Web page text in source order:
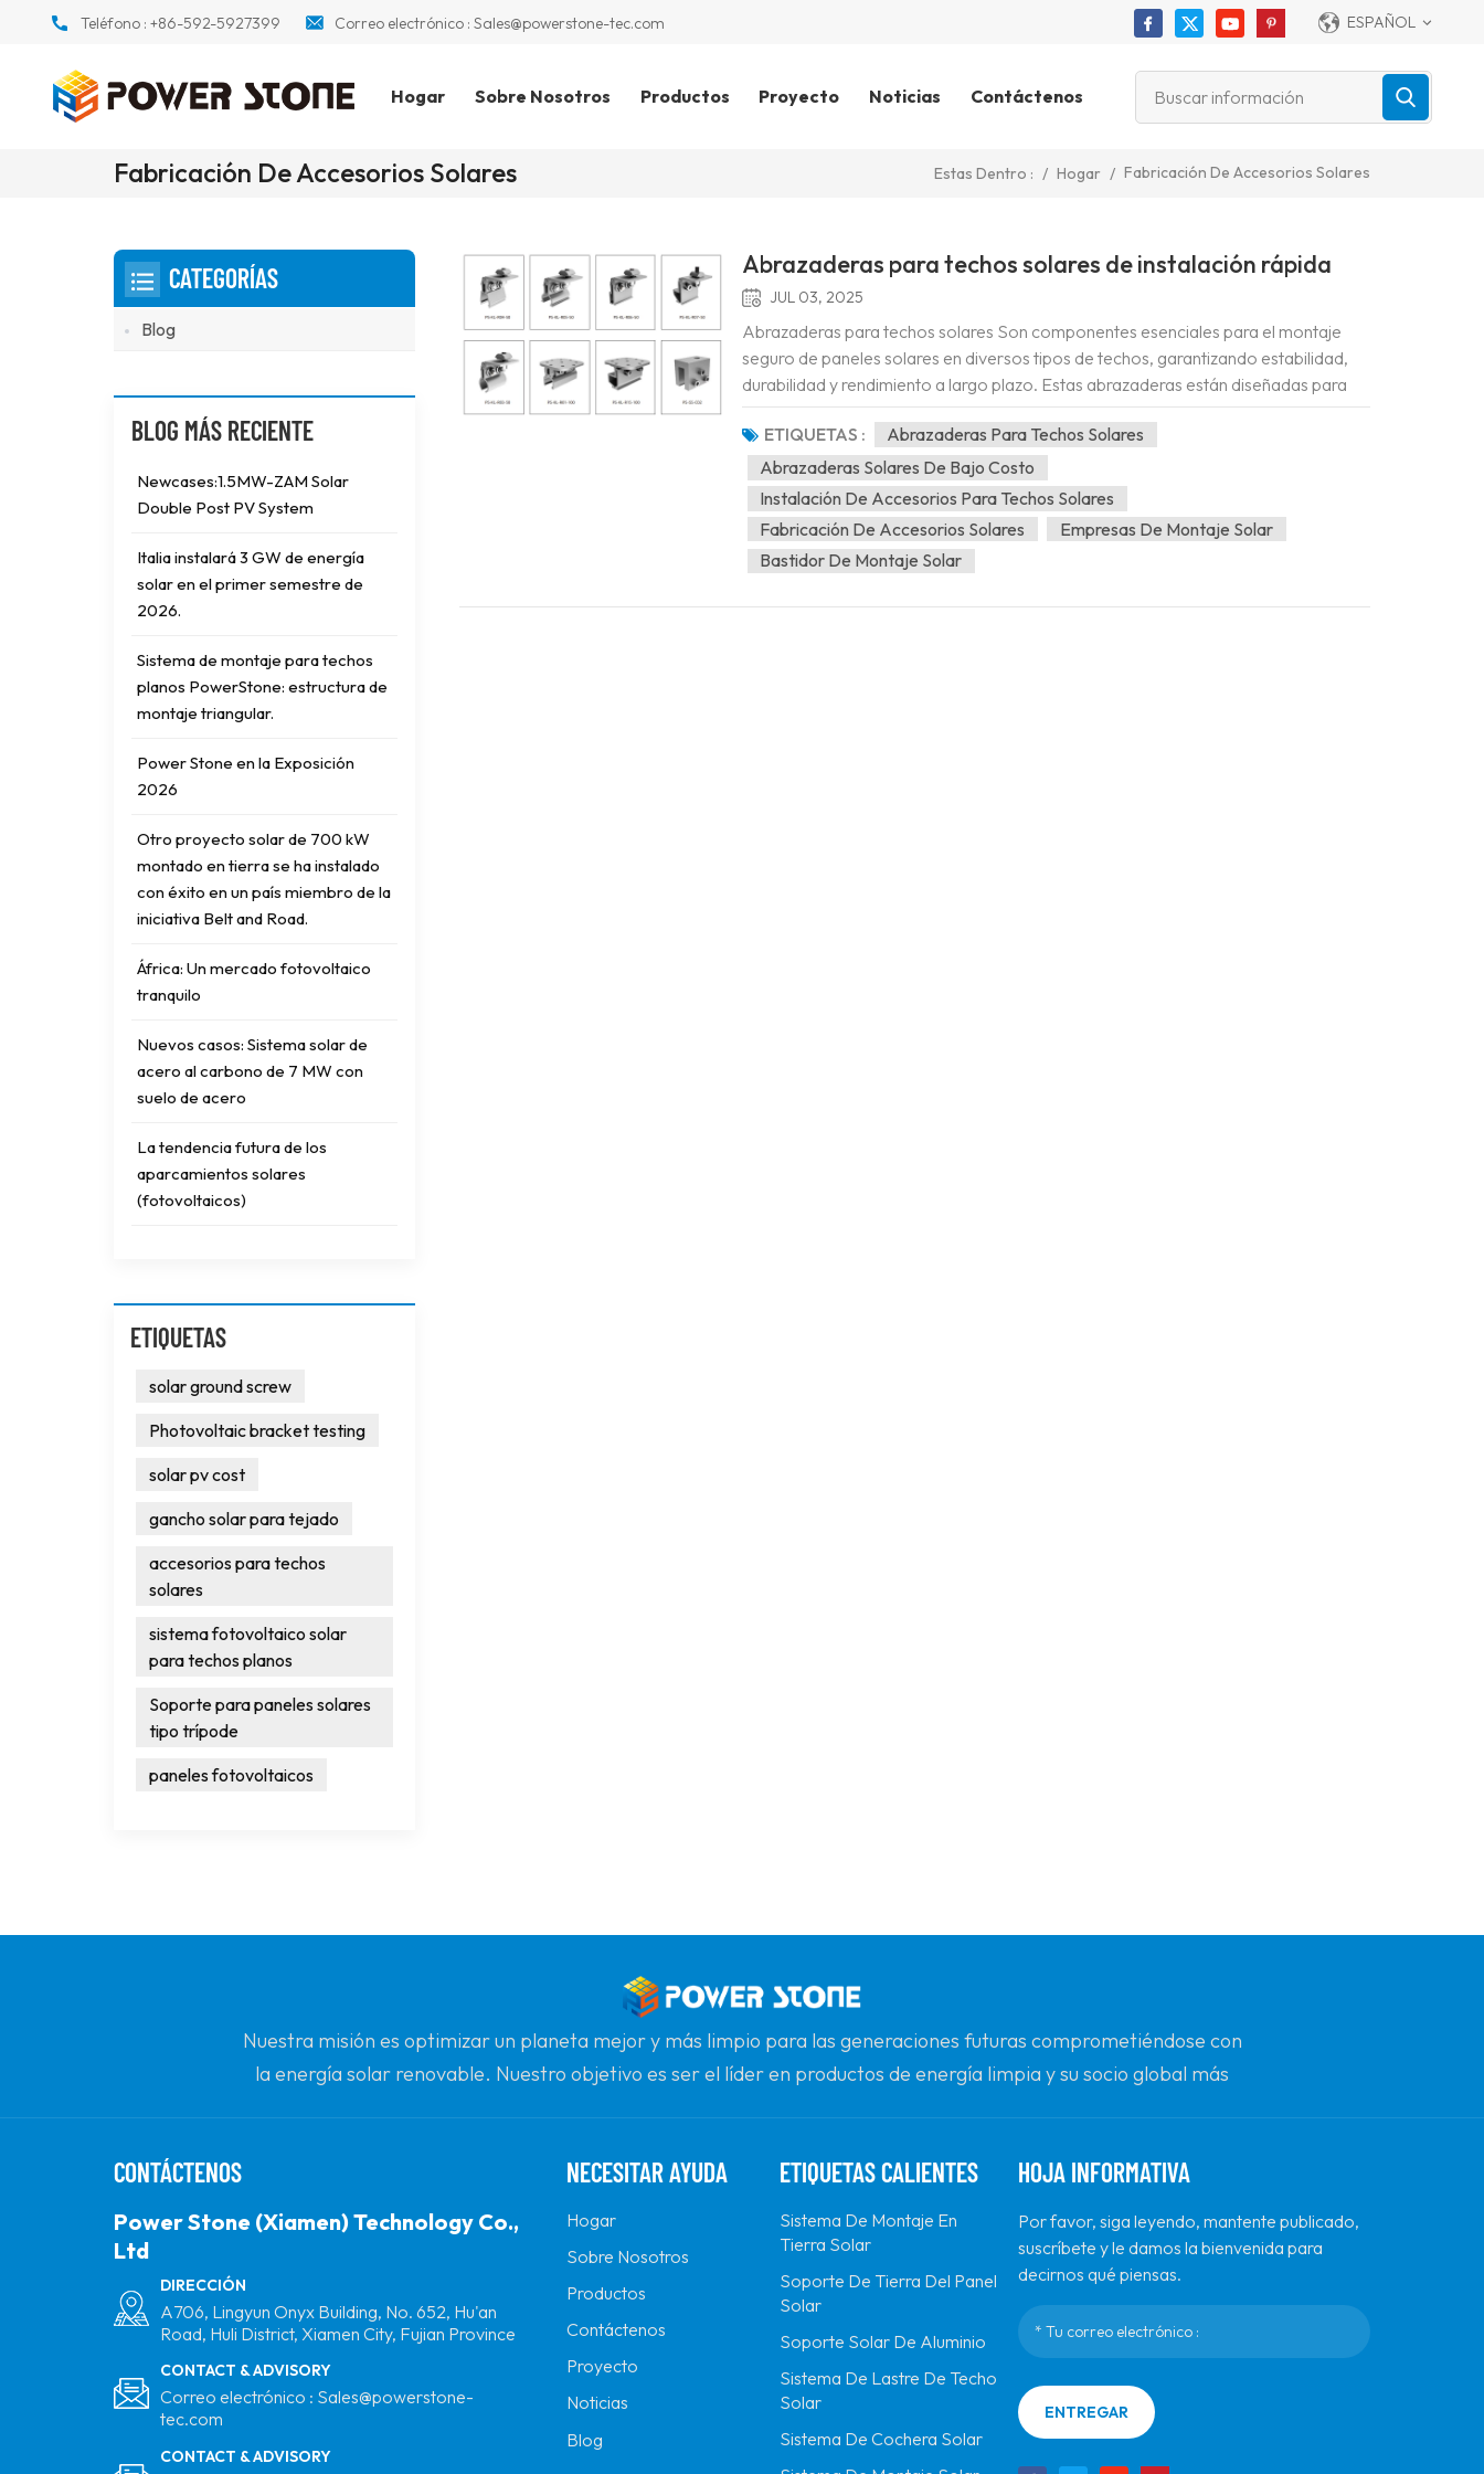
Teléfono :+86-592-5927399 Correo electrónico : Sales@powerstone-tec.com ESPAÑOL
Hogar Sobre Nosotros Productos Proyecto Noticias Contáctenos
Fabricación De Accesorios Solares Estas Dentro : / Hogar / Fabricación De Accesorios Solares
Abrazaderas para techos solares de instalación rápida
JUL 03, 2025
Abrazaderas para techos solares Son componentes esenciales para el montaje
seguro de paneles solares en diversos tipos de techos, garantizando estabilidad,
durabilidad y rendimiento a largo plazo. Estas abrazaderas están diseñadas para
proporcionar una conexión fiable entre los paneles solares y los...
ETIQUETAS :
Abrazaderas Para Techos Solares
Abrazaderas Solares De Bajo Costo
Instalación De Accesorios Para Techos Solares
Fabricación De Accesorios Solares
Empresas De Montaje Solar
Bastidor De Montaje Solar
CATEGORÍAS
Blog
BLOG MÁS RECIENTE
Newcases:1.5MW-ZAM Solar
Double Post PV System
Italia instalará 3 GW de energía
solar en el primer semestre de
2026.
Sistema de montaje para techos
planos PowerStone: estructura de
montaje triangular.
Power Stone en la Exposición
2026
Otro proyecto solar de 700 kW
montado en tierra se ha instalado
con éxito en un país miembro de la
iniciativa Belt and Road.
África: Un mercado fotovoltaico
tranquilo
Nuevos casos: Sistema solar de
acero al carbono de 7 MW con
suelo de acero
La tendencia futura de los
aparcamientos solares
(fotovoltaicos)
ETIQUETAS
solar ground screw
Photovoltaic bracket testing
solar pv cost
gancho solar para tejado
accesorios para techos
solares
sistema fotovoltaico solar
para techos planos
Soporte para paneles solares
tipo trípode
paneles fotovoltaicos
Nuestra misión es optimizar un planeta mejor y más limpio para las generaciones futuras comprometiéndose con
la energía solar renovable. Nuestro objetivo es ser el líder en productos de energía limpia y su socio global más
CONTÁCTENOS
Power Stone (Xiamen) Technology Co.,
Ltd
DIRECCIÓN
A706, Lingyun Onyx Building, No. 652, Hu'an
Road, Huli District, Xiamen City, Fujian Province
CONTACT & ADVISORY
Correo electrónico : Sales@powerstone-
tec.com
CONTACT & ADVISORY
NECESITAR AYUDA
Hogar
Sobre Nosotros
Productos
Contáctenos
Proyecto
Noticias
Blog
ETIQUETAS CALIENTES
Sistema De Montaje En
Tierra Solar
Soporte De Tierra Del Panel
Solar
Soporte Solar De Aluminio
Sistema De Lastre De Techo
Solar
Sistema De Cochera Solar
HOJA INFORMATIVA
Por favor, siga leyendo, mantente publicado,
suscríbete y le damos la bienvenida para
decirnos qué piensas.
ENTREGAR